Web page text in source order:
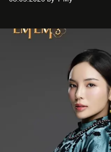
phẩm múa đương đại thành